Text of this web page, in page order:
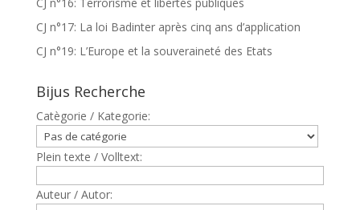
CJ n°17: La loi Badinter après cinq ans d’application
CJ n°19: L’Europe et la souveraineté des Etats
Bijus Recherche
Catègorie / Kategorie:
Plein texte / Volltext:
Auteur / Autor: